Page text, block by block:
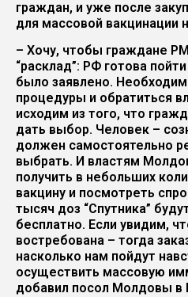
граждан, и уже после
для массовой вакцинации
– Хочу, чтобы граждане
“расклад”: РФ готова
было заявлено.
процедуры и обратиться
исходим из того, что
дать выбор. Человек –
должен самостоятельно
выбрать. И властям
получить в небольших
вакцину и посмотреть
тысяч доз “Спутника”
бесплатно. Если увидим,
востребована – тогда
насколько нам пойдут
осуществить массовую
добавил посол Молдовы в